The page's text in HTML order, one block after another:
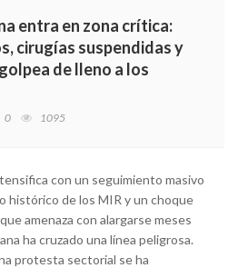
entra en zona crítica:
cirugías suspendidas y
de lleno a los
0 1095
con un seguimiento masivo
histórico de los MIR y un choque
amenaza con alargarse meses
ha cruzado una línea peligrosa.
protesta sectorial se ha